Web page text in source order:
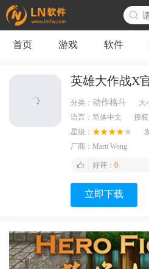
首页 游戏 软件
英雄大作战X
分类： 动作格斗 大
语言： 简体中文 授权
星级：
厂商： Marti Wong
好评： 0
立即下载